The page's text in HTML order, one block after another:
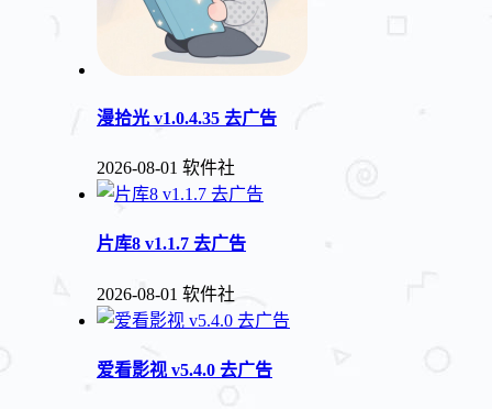
漫拾光 v1.0.4.35 去广告
2026-08-01 软件社
片库8 v1.1.7 去广告
2026-08-01 软件社
爱看影视 v5.4.0 去广告